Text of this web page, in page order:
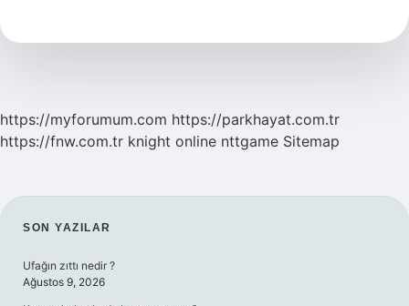
Ediyor
https://myforumum.com https://parkhayat.com.tr
https://fnw.com.tr knight online nttgame Sitemap
SIDEBAR
SON YAZILAR
Ufağın zıttı nedir ?
Ağustos 9, 2026